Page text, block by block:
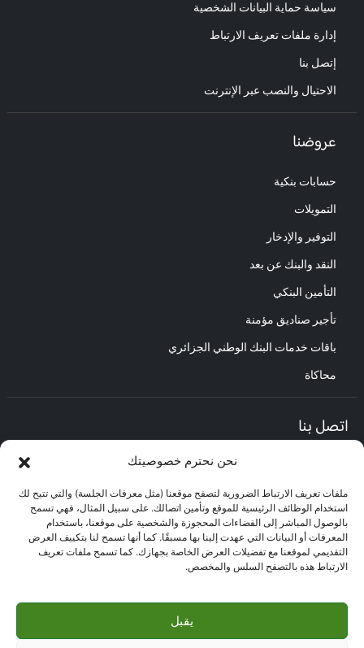
نحن نحترم خصوصيتك
ملفات تعريف الارتباط الضرورية لتصفح موقعنا (مثل معرفات الجلسة) والتي تتيح لك
استخدام الوظائف الرئيسية للموقع وتأمين اتصالك. على سبيل المثال، فهي تسمح
بالوصول المباشر إلى الفضاءات المحجوزة والشخصية على موقعنا، باستخدام
المعرفات أو البيانات التي عهدت إلينا بها مسبقًا. كما أنها تسمح لنا بتكييف العرض
التقديمي لموقعنا مع تفضيلات العرض الخاصة بجهازك. كما تسمح ملفات تعريف
الارتباط هذه بالتصفح السلس والمخصص.
يقبل
سياسة حماية البيانات الشخصية
إدارة ملفات تعريف الارتباط
إتصل بنا
الاحتيال والنصب عبر الإنترنت
عروضنا
حسابات بنكية
التمويلات
التوفير والإدخار
النقد والبنك عن بعد
التأمين البنكي
تأجير صناديق مؤمنة
باقات خدمات البنك الوطني الجزائري
محاكاة
اتصل بنا
مركز العلاقات مع الزبائن :
البريد الإلكتروني : CEC@bna.dz
العنوان : حي الأعمال باب الزوار.
الهاتف: 3306/0770.20.33.06
مركز الاتصال :3306